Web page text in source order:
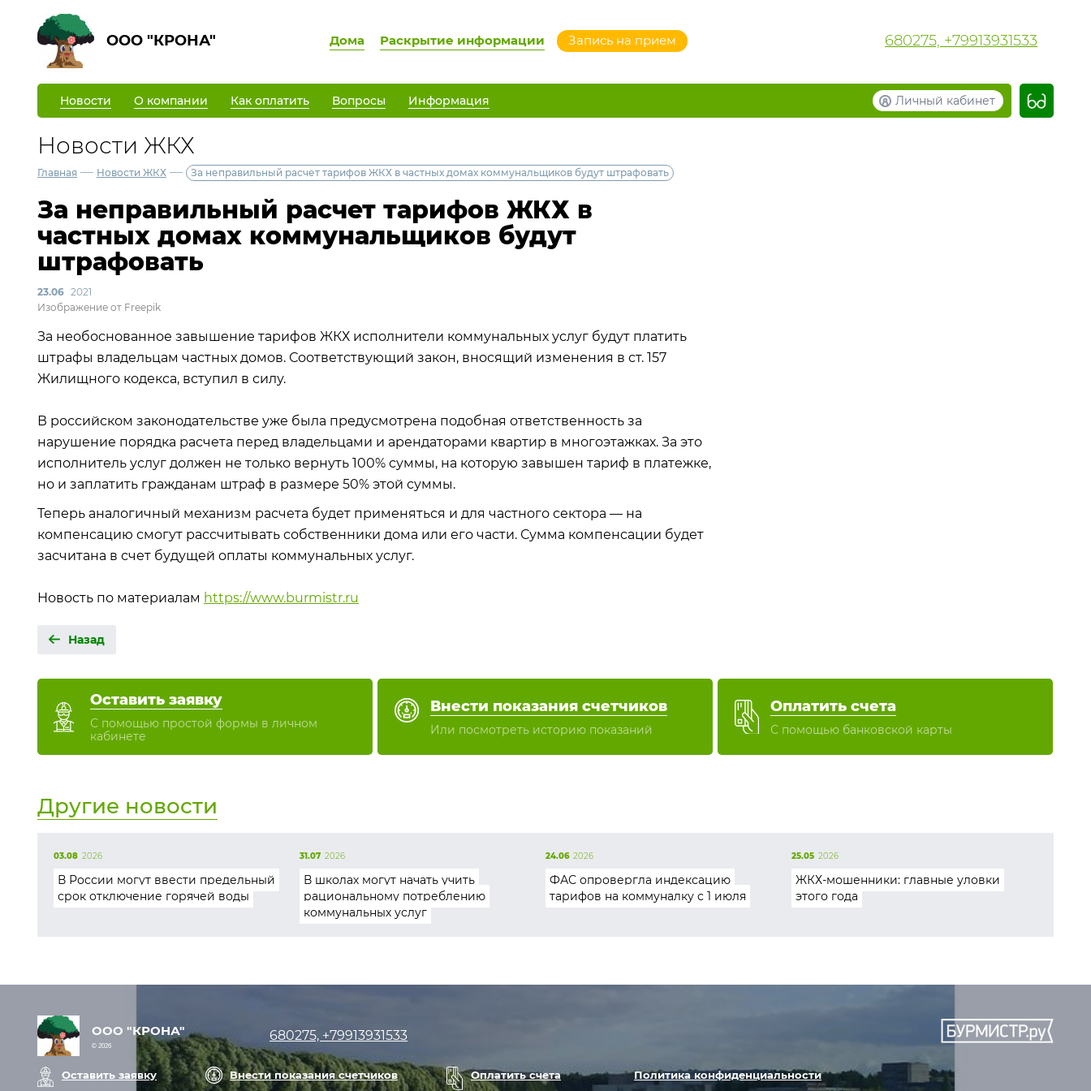
ООО "КРОНА" Дома Раскрытие информации Запись на прием 680275, +79913931533
Новости О компании Как оплатить Вопросы Информация Личный кабинет
Новости ЖКХ
Главная — Новости ЖКХ — За неправильный расчет тарифов ЖКХ в частных домах коммунальщиков будут штрафовать
За неправильный расчет тарифов ЖКХ в
частных домах коммунальщиков будут
штрафовать
23.06 2021
Изображение от Freepik
За необоснованное завышение тарифов ЖКХ исполнители коммунальных услуг будут платить
штрафы владельцам частных домов. Соответствующий закон, вносящий изменения в ст. 157
Жилищного кодекса, вступил в силу.
В российском законодательстве уже была предусмотрена подобная ответственность за
нарушение порядка расчета перед владельцами и арендаторами квартир в многоэтажках. За это
исполнитель услуг должен не только вернуть 100% суммы, на которую завышен тариф в платежке,
но и заплатить гражданам штраф в размере 50% этой суммы.
Теперь аналогичный механизм расчета будет применяться и для частного сектора — на
компенсацию смогут рассчитывать собственники дома или его части. Сумма компенсации будет
засчитана в счет будущей оплаты коммунальных услуг.
Новость по материалам https://www.burmistr.ru
Назад
Оставить заявку
С помощью простой формы в личном
кабинете
Внести показания счетчиков
Или посмотреть историю показаний
Оплатить счета
С помощью банковской карты
Другие новости
03.08 2026
В России могут ввести предельный
срок отключение горячей воды
31.07 2026
В школах могут начать учить
рациональному потреблению
коммунальных услуг
24.06 2026
ФАС опровергла индексацию
тарифов на коммуналку с 1 июля
25.05 2026
ЖКХ-мошенники: главные уловки
этого года
ООО "КРОНА"
© 2026
680275, +79913931533
Оставить заявку Внести показания счетчиков Оплатить счета Политика конфиденциальности